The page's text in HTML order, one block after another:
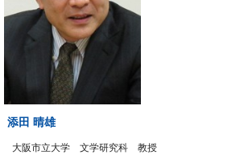
添田 晴雄
大阪市立大学 文学研究科 教授